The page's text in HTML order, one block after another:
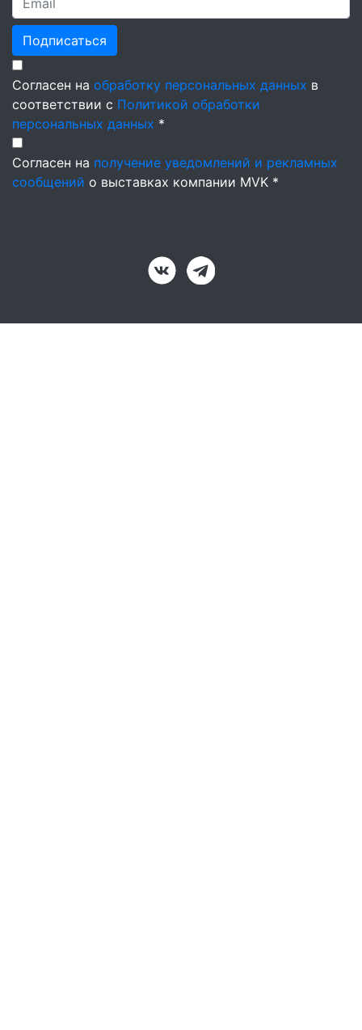
Подписаться
Согласен на обработку персональных данных в
соответствии с Политикой обработки
персональных данных *
Согласен на получение уведомлений и рекламных
сообщений о выставках компании MVK *